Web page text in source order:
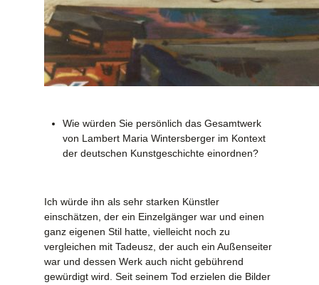
Wie würden Sie persönlich das Gesamtwerk
von Lambert Maria Wintersberger im Kontext
der deutschen Kunstgeschichte einordnen?
Ich würde ihn als sehr starken Künstler
einschätzen, der ein Einzelgänger war und einen
ganz eigenen Stil hatte, vielleicht noch zu
vergleichen mit Tadeusz, der auch ein Außenseiter
war und dessen Werk auch nicht gebührend
gewürdigt wird. Seit seinem Tod erzielen die Bilder